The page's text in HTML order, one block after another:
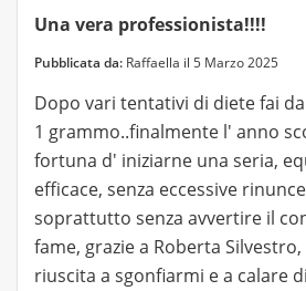
Una vera professionista!!!!
Pubblicata da: Raffaella il 5 Marzo 2025
Dopo vari tentativi di diete fai
1 grammo..finalmente l' anno
fortuna d' iniziarne una seria,
efficace, senza eccessive
soprattutto senza avvertire il
fame, grazie a Roberta
riuscita a sgonfiarmi e a calare